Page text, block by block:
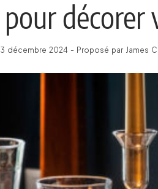
pour décorer
3 décembre 2024 - Proposé par James